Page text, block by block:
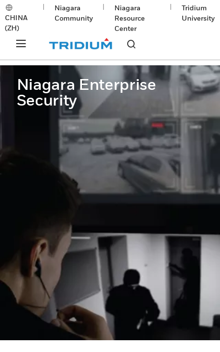
CHINA
(ZH)
Niagara
Community
Niagara
Resource
Center
Tridium
University
Niagara Enterprise
Security